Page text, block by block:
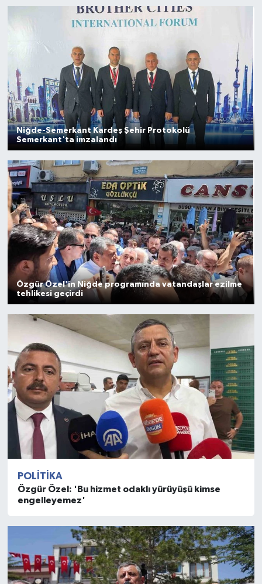
Niğde-Semerkant Kardeş Şehir Protokolü
Semerkant'ta imzalandı
Özgür Özel'in Niğde programında vatandaşlar ezilme
tehlikesi geçirdi
POLITIKA
Özgür Özel: 'Bu hizmet odaklı yürüyüşü kimse
engelleyemez'
Gayrimenkul
Spor
Eğitim